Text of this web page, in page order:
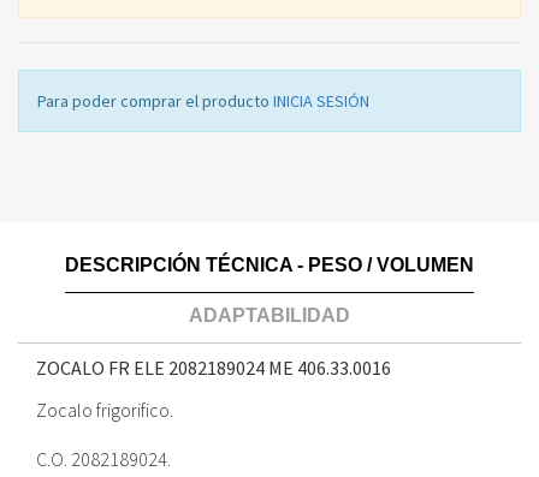
Para poder comprar el producto INICIA SESIÓN
DESCRIPCIÓN TÉCNICA - PESO / VOLUMEN
ADAPTABILIDAD
ZOCALO FR ELE 2082189024 ME 406.33.0016
Zocalo frigorifico.
C.O. 2082189024.